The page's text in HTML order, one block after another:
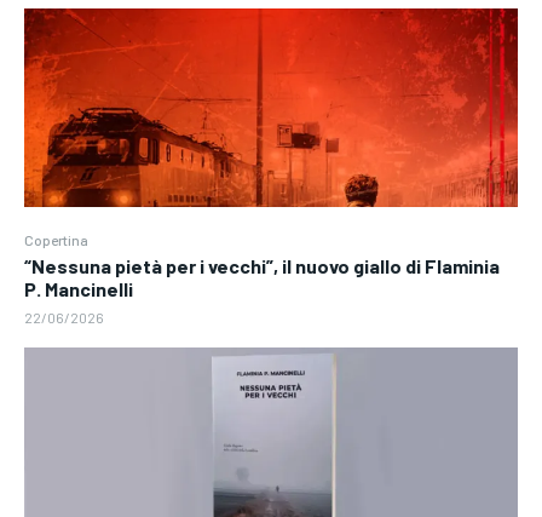
Copertina
“Nessuna pietà per i vecchi”, il nuovo giallo di Flaminia
P. Mancinelli
22/06/2026